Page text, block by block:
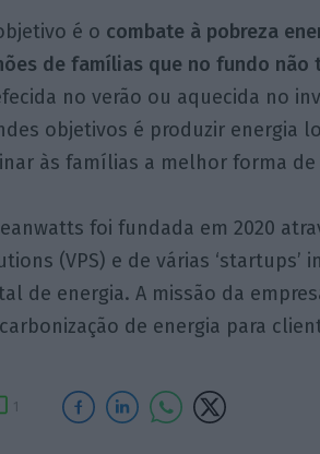
é o combate à pobreza
de famílias que no fundo não
no verão ou aquecida no
objetivos é produzir energia
às famílias a melhor forma
foi fundada em 2020
(VPS) e de várias
de energia. A missão da
de energia para
1